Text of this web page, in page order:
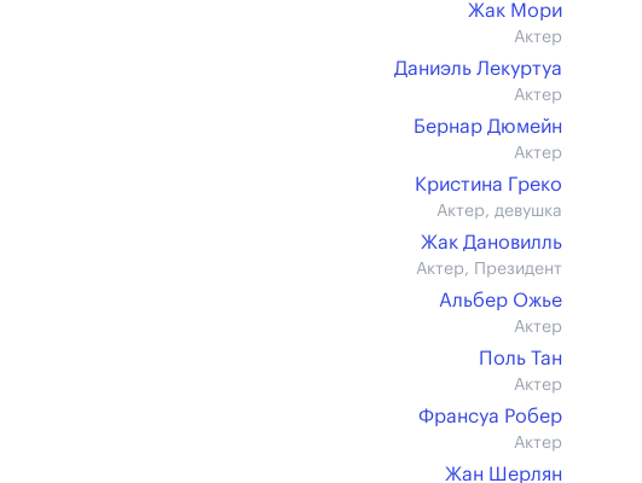
Жак Мори
Актер
Даниэль Лекуртуа
Актер
Бернар Дюмейн
Актер
Кристина Греко
Актер, девушка
Жак Дановилль
Актер, Президент
Альбер Ожье
Актер
Поль Тан
Актер
Франсуа Робер
Актер
Жан Шерлян